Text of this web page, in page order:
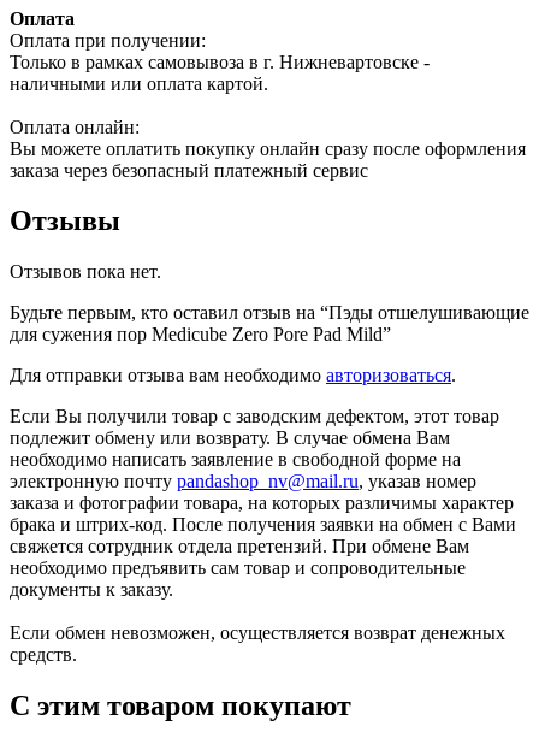
Оплата
Оплата при получении:
Только в рамках самовывоза в г. Нижневартовске -
наличными или оплата картой.
Оплата онлайн:
Вы можете оплатить покупку онлайн сразу после оформления
заказа через безопасный платежный сервис
Отзывы
Отзывов пока нет.
Будьте первым, кто оставил отзыв на “Пэды отшелушивающие
для сужения пор Medicube Zero Pore Pad Mild”
Для отправки отзыва вам необходимо авторизоваться.
Если Вы получили товар с заводским дефектом, этот товар
подлежит обмену или возврату. В случае обмена Вам
необходимо написать заявление в свободной форме на
электронную почту pandashop_nv@mail.ru, указав номер
заказа и фотографии товара, на которых различимы характер
брака и штрих-код. После получения заявки на обмен с Вами
свяжется сотрудник отдела претензий. При обмене Вам
необходимо предъявить сам товар и сопроводительные
документы к заказу.
Если обмен невозможен, осуществляется возврат денежных
средств.
С этим товаром покупают